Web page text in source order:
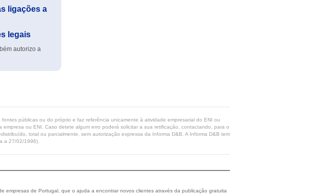
ligações a
legais
autorizo a
públicas ou do próprio e faz referência unicamente à atividade empresarial do ENI ou
ou ENI. Caso detete algum erro poderá solicitar a sua retificação, contactando, para o
total ou parcialmente, sem autorização expressa da Informa D&B. A Informa D&B tem
a 27/02/1996).
empresas de Portugal, que o ajuda a encontrar novos clientes através da publicação gratuita